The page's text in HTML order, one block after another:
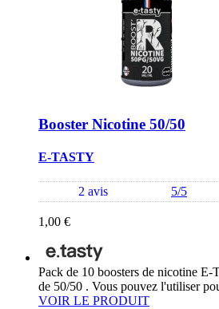
Les cartouches
pour pods
Booster Nicotine 50/50
E-TASTY
2 avis 5/5
1,00 €
Pack de 10 boosters de nicotine
de 50/50 . Vous pouvez l'utiliser
VOIR LE PRODUIT